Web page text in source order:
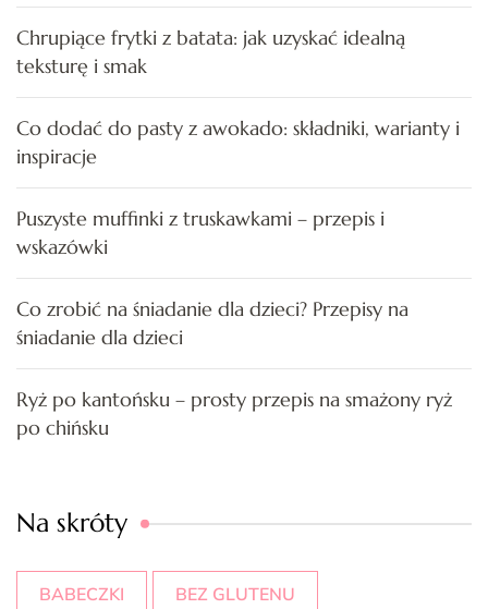
Chrupiące frytki z batata: jak uzyskać idealną
teksturę i smak
Co dodać do pasty z awokado: składniki, warianty i
inspiracje
Puszyste muffinki z truskawkami – przepis i
wskazówki
Co zrobić na śniadanie dla dzieci? Przepisy na
śniadanie dla dzieci
Ryż po kantońsku – prosty przepis na smażony ryż
po chińsku
Na skróty
BABECZKI BEZ GLUTENU